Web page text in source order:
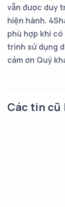
vẫn được duy
hiện hành.
phù hợp khi
trình sử dụng
cảm ơn Quý
Các tin cũ